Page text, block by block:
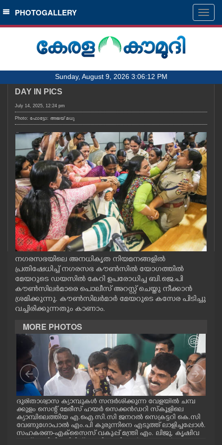
SECTIONS
HOME
NOTIFIED NEWS
KERALA
LOCAL
OBITUARY
NEWS 360
CASE DIARY
CINEMA
OPINION
LIFESTYLE
SPIRITUAL
INFO+
ART
PHOTOGALLERY
Sunday, August 9, 2026 3:06:12 PM
DAY IN PICS
July 14, 2025, 12:24 pm
Photo: ഫോട്ടോ: അജയ് മധു
നഗരസഭയിലെ അനധികൃത നിയമനങ്ങളിൽ
പ്രതിഷേധിച്ച് നഗരസഭ കൗൺസിൽ യോഗത്തിൽ
മേയറുടെ ഡയസിൽ കേറി ഉപരോധിച്ച ബി.ജെ.പി
കൗൺസിലർമാരെ പൊലീസ് അറസ്റ്റ് ചെയ്തു നീക്കാൻ
ശ്രമിക്കുന്നു. കൗൺസിലർമാർ മേയറുടെ കസേര പിടിച്ചു
വച്ചിരിക്കുന്നതും കാണാം.
MORE PHOTOS
ദുരിതാശ്വാസ ക്യാമ്പുകൾ സന്ദർശിക്കുന്ന വേളയിൽ ചമ്പ
ക്കുളം സെന്റ് മേരീസ് ഹയർ സെക്കൻഡറി സ്കൂളിലെ
ക്യാമ്പിലെത്തിയ എ.ഐ.സി.സി ജനറൽ സെക്രട്ടറി കെ.സി
വേണുഗോപാൽ എം.പി കുരുന്നിനെ എടുത്ത് ലാളിച്ചപ്പോൾ.
സഹകരണ-എക്സൈസ് വകുപ്പ് മന്ത്രി എം. ലിജു, കൃഷിവ